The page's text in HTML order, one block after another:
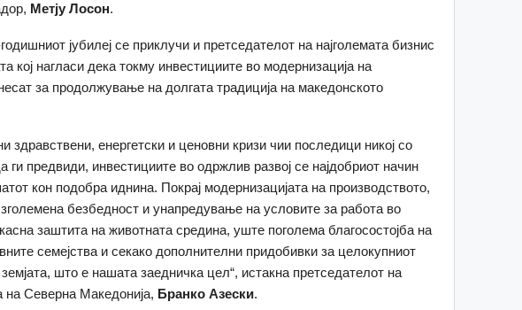
Метју Лосон.
јубилеј се приклучи и претседателот на најголемата бизнис
кој нагласи дека токму инвестициите во модернизација на
за продолжување на долгата традиција на македонското
здравствени, енергетски и ценовни кризи чии последици никој со
ги предвиди, инвестициите во одржлив развој се најдобриот начин
кон подобра иднина. Покрај модернизацијата на производството,
безбедност и унапредување на условите за работа во
заштита на животната средина, уште поголема благосостојба на
семејства и секако дополнителни придобивки за целокупниот
што е нашата заедничка цел“, истакна претседателот на
на Северна Македонија, Бранко Азески.